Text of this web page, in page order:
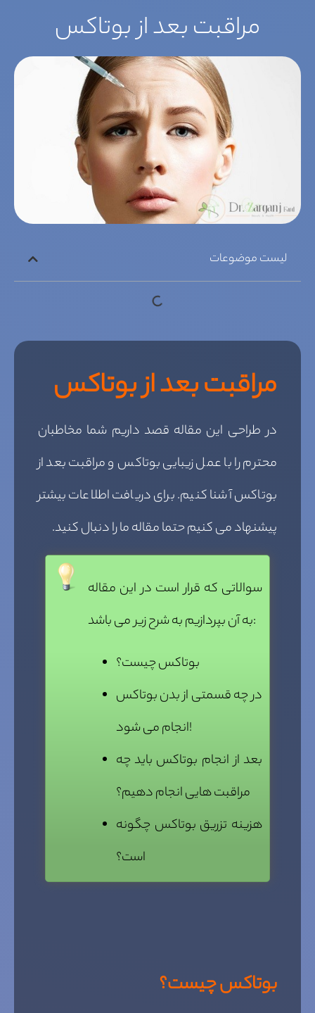
مراقبت بعد از بوتاکس
لیست موضوعات
مراقبت بعد از بوتاکس
در طراحی این مقاله قصد داریم شما مخاطبان
محترم را با عمل زیبایی بوتاکس و مراقبت بعد از
بوتاکس آشنا کنیم. برای دریافت اطلاعات بیشتر
پیشنهاد می کنیم حتما مقاله ما را دنبال کنید.
سوالاتی که قرار است در این مقاله
به آن بپردازیم به شرح زیر می باشد:
بوتاکس چیست؟
در چه قسمتی از بدن بوتاکس
انجام می شود!
بعد از انجام بوتاکس باید چه
مراقبت هایی انجام دهیم؟
هزینه تزریق بوتاکس چگونه
است؟
بوتاکس چیست؟